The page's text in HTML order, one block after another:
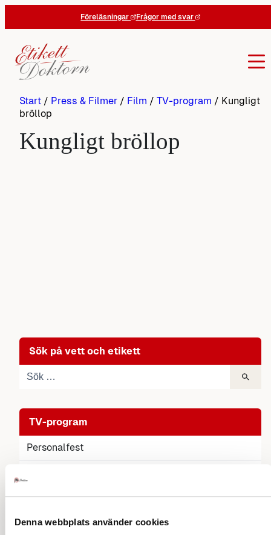
Denna webbplats använder cookies
Föreläsningar Frågor med svar
Sök på vett och etikett
TV-program
Personalfest
Nobeletikett
Sean Banan
Start / Press & Filmer / Film / TV-program / Kungligt
bröllop
Kungligt bröllop